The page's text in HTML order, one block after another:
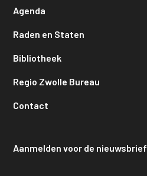
Agenda
Raden en Staten
Bibliotheek
Regio Zwolle Bureau
Contact
Aanmelden voor de nieuwsbrief